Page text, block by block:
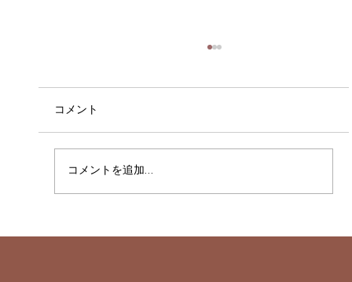
コメント
コメントを追加…